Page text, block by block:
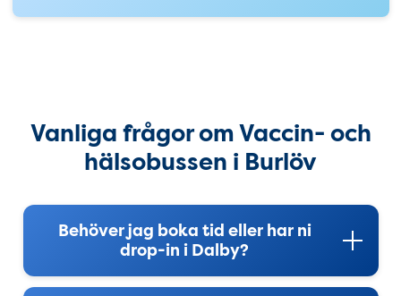
Vanliga frågor om Vaccin- och
hälsobussen i Burlöv
Behöver jag boka tid eller har ni
drop-in i Dalby?